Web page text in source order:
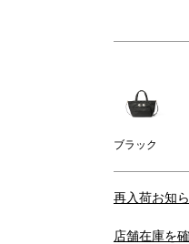
ブラック
再入荷お知
店舗在庫を